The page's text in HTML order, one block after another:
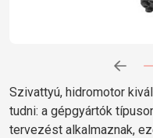
Szivattyú, hidromotor
tudni: a gépgyártók
tervezést alkalmaznak,